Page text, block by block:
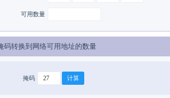
可用数量
码转换到网络可用地址的数量
掩码